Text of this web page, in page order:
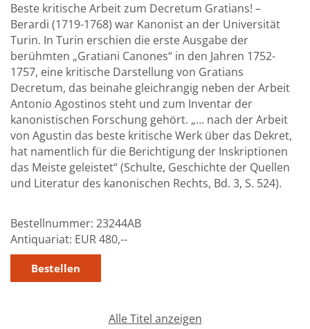
Beste kritische Arbeit zum Decretum Gratians! –
Berardi (1719-1768) war Kanonist an der Universität
Turin. In Turin erschien die erste Ausgabe der
berühmten „Gratiani Canones“ in den Jahren 1752-
1757, eine kritische Darstellung von Gratians
Decretum, das beinahe gleichrangig neben der Arbeit
Antonio Agostinos steht und zum Inventar der
kanonistischen Forschung gehört. „… nach der Arbeit
von Agustin das beste kritische Werk über das Dekret,
hat namentlich für die Berichtigung der Inskriptionen
das Meiste geleistet“ (Schulte, Geschichte der Quellen
und Literatur des kanonischen Rechts, Bd. 3, S. 524).
Bestellnummer: 23244AB
Antiquariat: EUR 480,--
Alle Titel anzeigen